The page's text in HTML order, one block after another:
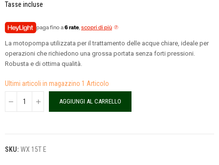
Tasse incluse
paga fino a6 rate, scopri di più
La motopompa utilizzata per il trattamento delle acque chiare, ideale per
operazioni che richiedono una grossa portata senza forti pressioni.
Robusta e di ottima qualità.
Ultimi articoli in magazzino 1 Articolo
AGGIUNGI AL CARRELLO
SKU: WX 15T E